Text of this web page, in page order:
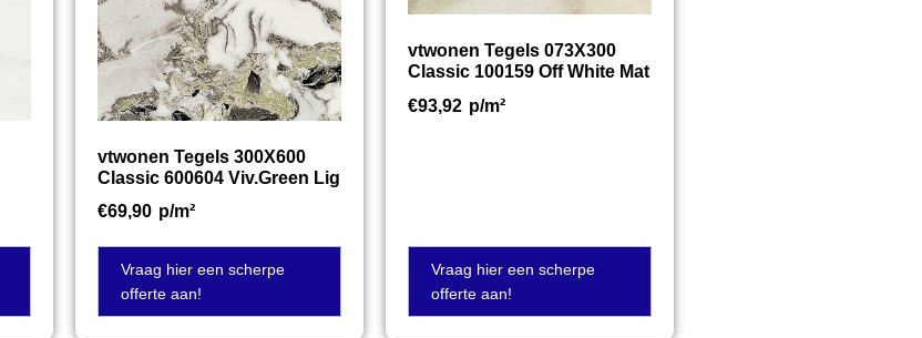
vtwonen Tegels 300X600
Classic 600604 Viv.Green Lig
€69,90 p/m²
Vraag hier een scherpe
offerte aan!
vtwonen Tegels 073X300
Classic 100159 Off White Mat
€93,92 p/m²
Vraag hier een scherpe
offerte aan!